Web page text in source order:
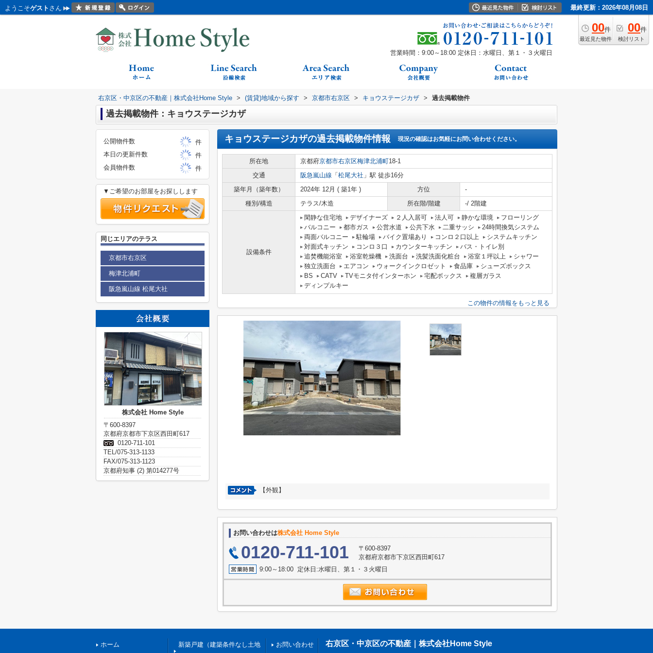
ようこそゲスト さん 最終更新：2026年08月08日
00件
最近見た物件
00件
検討リスト
営業時間：9:00～18:00 定休日：水曜日、第１・３火曜日
右京区・中京区の不動産｜株式会社Home Style > (賃貸)地域から探す > 京都市右京区 > キョウステージカザ > 過去掲載物件
過去掲載物件：キョウステージカザ
キョウステージカザの過去掲載物件情報 現況の確認はお気軽にお問い合わせください。
所在地 京都府京都市右京区梅津北浦町18-1
交通
阪急嵐山線 「 松尾大社 」駅 徒歩16分
築年月（築年数）
2024年 12月 ( 築1年 ) 方位
-
種別/構造
テラス/木造 所在階/階建 -/ 2階建
設備条件
閑静な住宅地 デザイナーズ ２人入居可 法人可 静かな環境
フローリング
バルコニー
都市ガス 公営水道 公共下水 二重サッシ
24時間換気システム
両面バルコニー
駐輪場 バイク置場あり コンロ２口以上
システムキッチン
対面式キッチン
コンロ３口 カウンターキッチン
バス・トイレ別
追焚機能浴室
浴室乾燥機 洗面台 洗髪洗面化粧台 浴室１坪以上
シャワー
独立洗面台
エアコン ウォークインクロゼット 食品庫
シューズボックス
BS
CATV TVモニタ付インターホン 宅配ボックス
複層ガラス
ディンプルキー
この物件の情報をもっと見る
【外観】
お問い合わせは株式会社 Home Style
0120-711-101
〒600-8397
京都府京都市下京区西田町617
9:00～18:00 定休日:水曜日、第１・３火曜日
公開物件数
件
本日の更新件数
件
会員物件数
件
▼ご希望のお部屋をお探しします
同じエリアのテラス
京都市右京区
梅津北浦町
阪急嵐山線 松尾大社
株式会社 Home Style
〒600-8397
京都府京都市下京区西田町617
0120-711-101
TEL/075-313-1133
FAX/075-313-1123
京都府知事 (2) 第014277号
ホーム 新築戸建（建築条件なし土地 お問い合わせ 右京区・中京区の不動産｜株式会社Home Style